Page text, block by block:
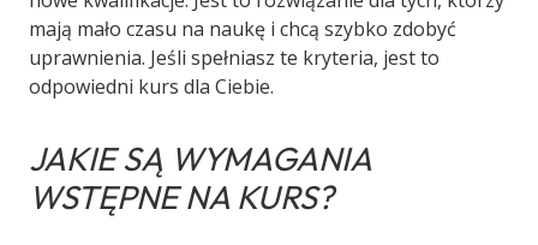
mają mało czasu na naukę i chcą szybko zdobyć
uprawnienia. Jeśli spełniasz te kryteria, jest to
odpowiedni kurs dla Ciebie.
JAKIE SĄ WYMAGANIA
WSTĘPNE NA KURS?